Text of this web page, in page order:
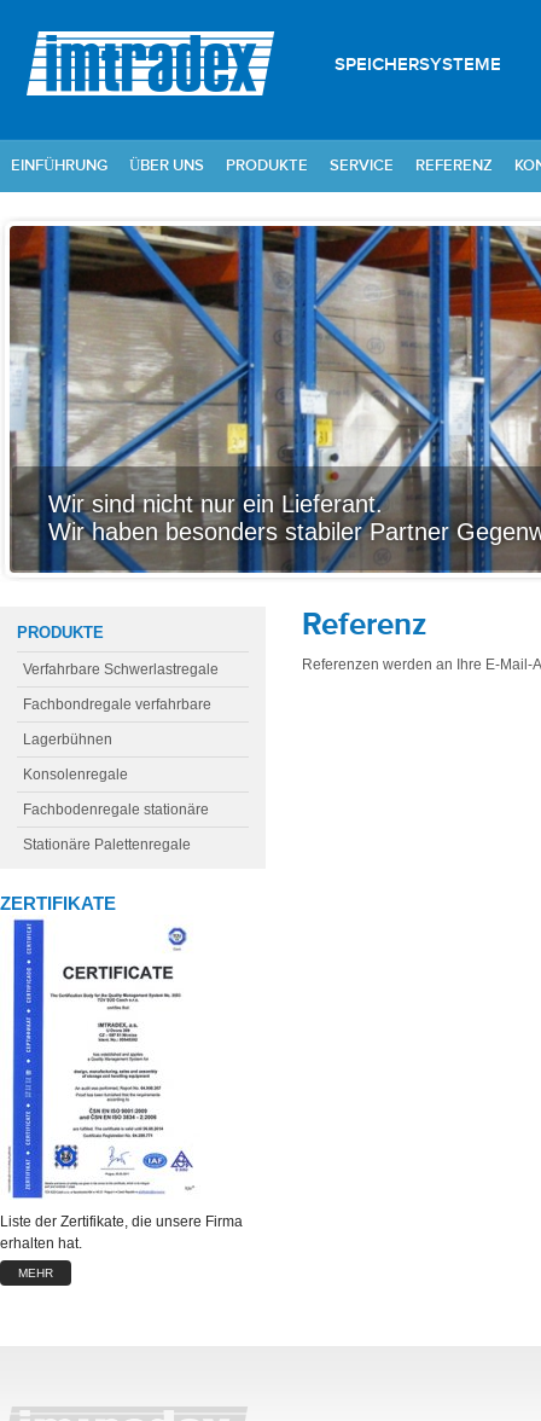
SPEICHERSYSTEME
EINFÜHRUNG ÜBER UNS PRODUKTE SERVICE REFERENZ
Wir sind nicht nur ein Lieferant.
Wir haben besonders stabiler Partner
PRODUKTE
Verfahrbare Schwerlastregale
Fachbondregale verfahrbare
Lagerbühnen
Konsolenregale
Fachbodenregale stationäre
Stationäre Palettenregale
ZERTIFIKATE
Liste der Zertifikate, die unsere Firma
erhalten hat.
MEHR
Referenz
Referenzen werden an Ihre E-